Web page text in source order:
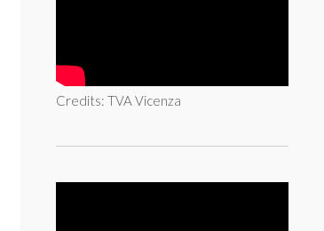
Credits: TVA Vicenza